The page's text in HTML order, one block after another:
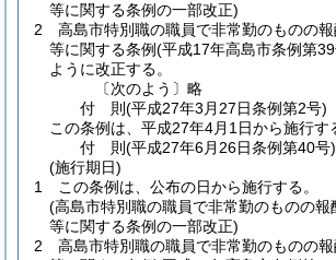
等に関する条例の一部改正)
2
高島市特別職の職員で非常勤のものの
等に関する条例(平成17年高島市条例第
ように改正する。
〔次のよう〕略
付 則(平成27年3月27日条例第2号)
この条例は、平成27年4月1日から施行す
付 則(平成27年6月26日条例第40号)
(施行期日)
1
この条例は、公布の日から施行する。
(高島市特別職の職員で非常勤のものの報
等に関する条例の一部改正)
2
高島市特別職の職員で非常勤のものの